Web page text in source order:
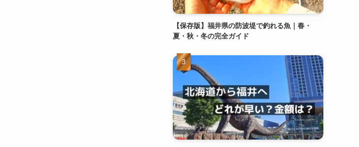
【保存版】福井県の防波堤で釣れる魚｜春・
夏・秋・冬の完全ガイド